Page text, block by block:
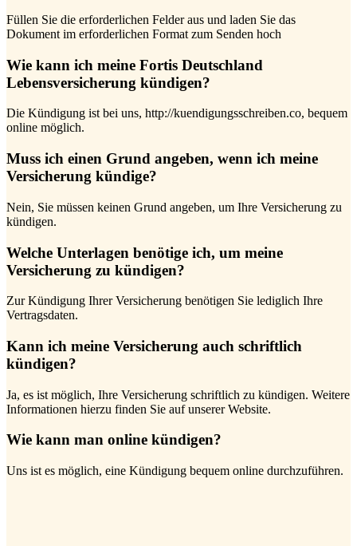
Füllen Sie die erforderlichen Felder aus und laden Sie das
Dokument im erforderlichen Format zum Senden hoch
Wie kann ich meine Fortis Deutschland
Lebensversicherung kündigen?
Die Kündigung ist bei uns, http://kuendigungsschreiben.co, bequem
online möglich.
Muss ich einen Grund angeben, wenn ich meine
Versicherung kündige?
Nein, Sie müssen keinen Grund angeben, um Ihre Versicherung zu
kündigen.
Welche Unterlagen benötige ich, um meine
Versicherung zu kündigen?
Zur Kündigung Ihrer Versicherung benötigen Sie lediglich Ihre
Vertragsdaten.
Kann ich meine Versicherung auch schriftlich
kündigen?
Ja, es ist möglich, Ihre Versicherung schriftlich zu kündigen. Weitere
Informationen hierzu finden Sie auf unserer Website.
Wie kann man online kündigen?
Uns ist es möglich, eine Kündigung bequem online durchzuführen.